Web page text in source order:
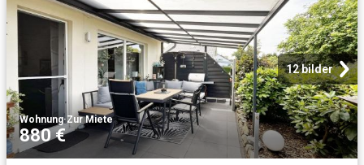
12 bilder
Wohnung·Zur Miete
880 €